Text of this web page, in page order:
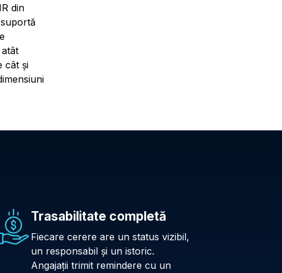
din
cât și
Trasabilitate completă
Fiecare cerere are un status vizibil,
un responsabil și un istoric.
Angajații trimit remindere cu un